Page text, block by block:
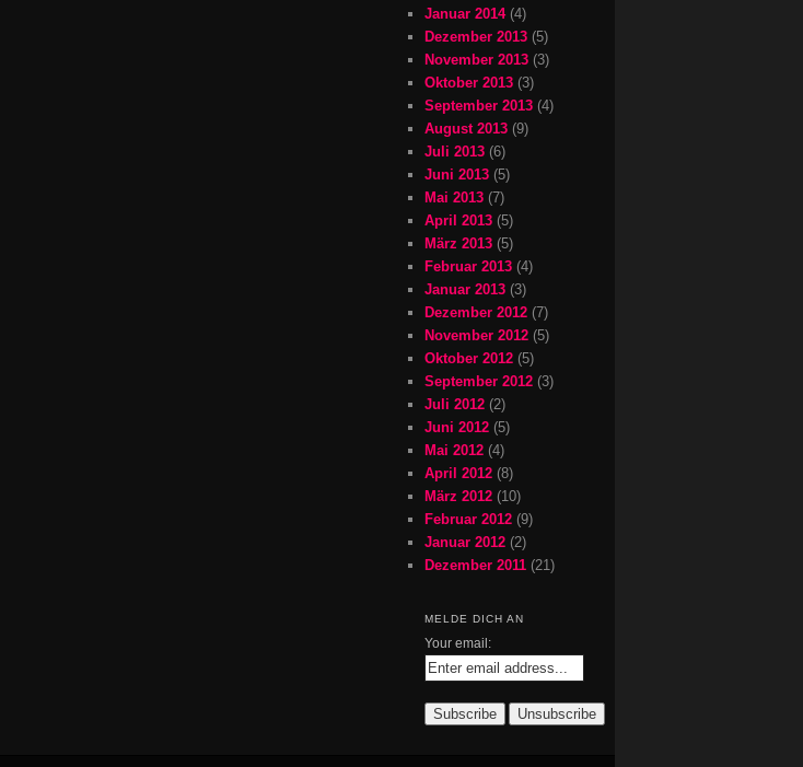
Januar 2014(4)
Dezember 2013 (5)
November 2013 (3)
Oktober 2013 (3)
September 2013 (4)
August 2013 (9)
Juli 2013 (6)
Juni 2013 (5)
Mai 2013 (7)
April 2013 (5)
März 2013 (5)
Februar 2013 (4)
Januar 2013 (3)
Dezember 2012 (7)
November 2012 (5)
Oktober 2012 (5)
September 2012 (3)
Juli 2012 (2)
Juni 2012 (5)
Mai 2012 (4)
April 2012 (8)
März 2012 (10)
Februar 2012 (9)
Januar 2012 (2)
Dezember 2011 (21)
MELDE DICH AN
Your email: